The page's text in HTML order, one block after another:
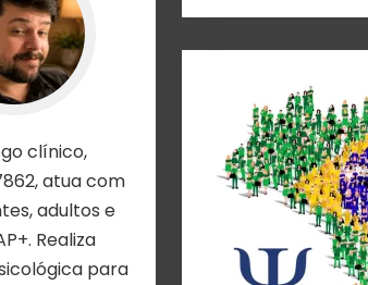
clínico,
atua com
adultos e
Realiza
para